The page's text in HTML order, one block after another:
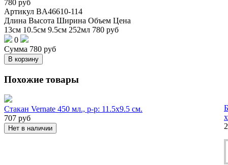
780 руб
Артикул BA46610-114
Длина Высота Ширина Объем Цена
13см 10.5см 9.5см 252мл 780 руб
0
Сумма 780 руб
В корзину
Похожие товары
Стакан Vernate 450 мл., р-р: 11.5х9.5 см.
707 руб
Нет в наличии